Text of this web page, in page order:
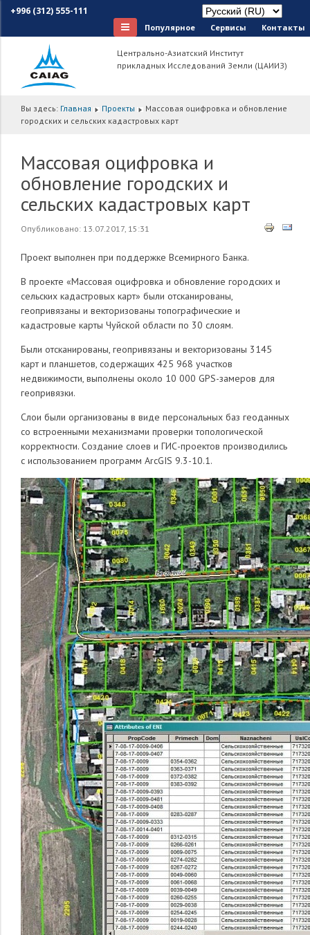
+996 (312) 555-111
Популярное Сервисы Контакты
Центрально-Азиатский Институт
прикладных Исследований Земли (ЦАИИЗ)
Вы здесь: Главная Проекты
Массовая оцифровка и обновление
городских и сельских кадастровых карт
Массовая оцифровка и
обновление городских и
сельских кадастровых карт
Опубликовано: 13.07.2017, 15:31
Проект выполнен при поддержке Всемирного Банка.
В проекте «Массовая оцифровка и обновление городских и
сельских кадастровых карт» были отсканированы,
геопривязаны и векторизованы топографические и
кадастровые карты Чуйской области по 30 слоям.
Были отсканированы, геопривязаны и векторизованы 3145
карт и планшетов, содержащих 425 968 участков
недвижимости, выполнены около 10 000 GPS-замеров для
геопривязки.
Слои были организованы в виде персональных баз геоданных
со встроенными механизмами проверки топологической
корректности. Создание слоев и ГИС-проектов производились
с использованием программ ArcGIS 9.3-10.1.